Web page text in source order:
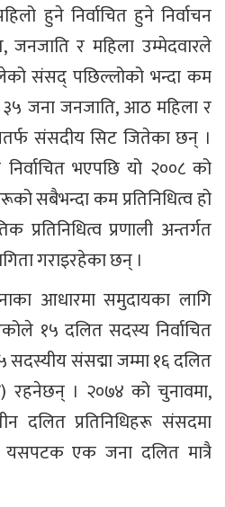
हुने निर्वाचित हुने निर्वाचन
जनजाति र महिला उम्मेदवारले
संसद् पछिल्लोको भन्दा कम
जना जनजाति, आठ महिला र
संसदीय सिट जितेका छन् ।
भएपछि यो २००८ को
सबैभन्दा कम प्रतिनिधित्व हो
प्रणाली अन्तर्गत
गराइरहेका छन् ।
आधारमा समुदायका लागि
१५ दलित सदस्य निर्वाचित
संसद्मा जम्मा १६ दलित
रहनेछन् । २०७४ को चुनावमा,
दलित प्रतिनिधिहरू संसदमा
यसपटक एक जना दलित मात्रै